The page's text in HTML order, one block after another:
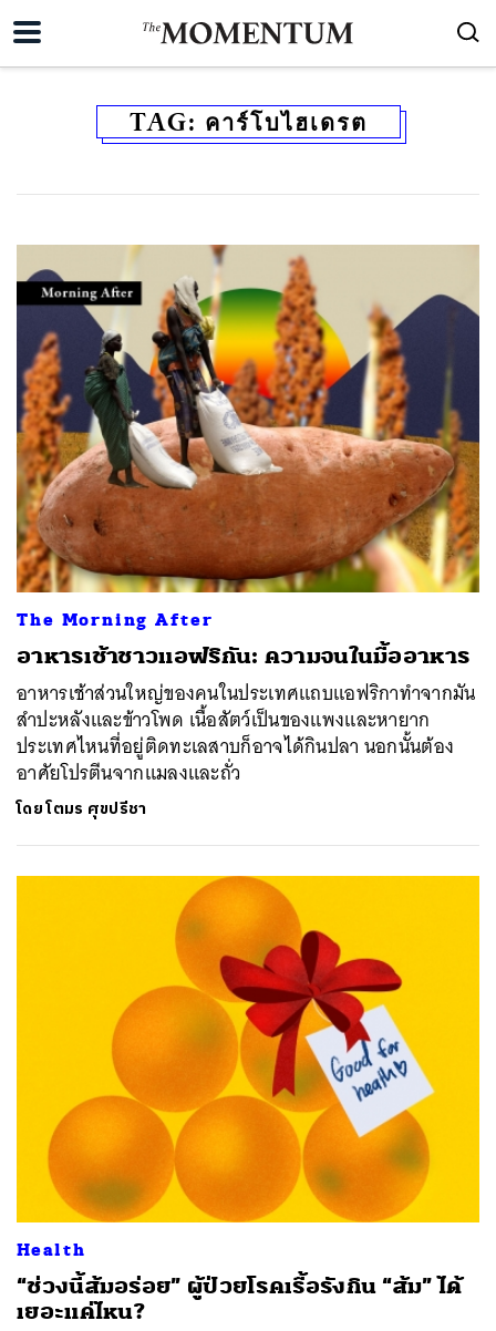
TAG: คาร์โบไฮเดรต
The Morning After
อาหารเช้าชาวแอฟริกัน: ความจนในมื้ออาหาร
อาหารเช้าส่วนใหญ่ของคนในประเทศแถบแอฟริกาทำจากมัน
สำปะหลังและข้าวโพด เนื้อสัตว์เป็นของแพงและหายาก
ประเทศไหนที่อยู่ติดทะเลสาบก็อาจได้กินปลา นอกนั้นต้อง
อาศัยโปรตีนจากแมลงและถั่ว
โดยโตมร ศุขปรีชา
Health
“ช่วงนี้ส้มอร่อย” ผู้ป่วยโรคเรื้อรังกิน “ส้ม” ได้
เยอะแค่ไหน?
ค้นหา
SHARE TWEET LINE EMAIL